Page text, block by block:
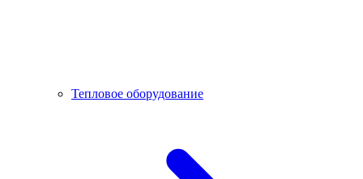
Тепловое оборудование